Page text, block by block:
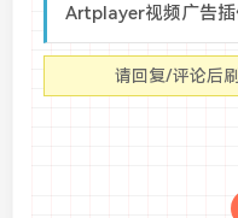
Artplayer视频广告插
请回复/评论后